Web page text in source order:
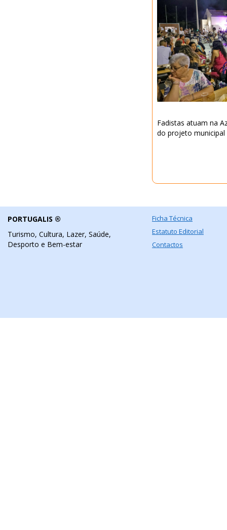
Fadistas atuam na
do projeto municipal
PORTUGALIS ®
Turismo, Cultura, Lazer, Saúde,
Desporto e Bem-estar
Ficha Técnica
Estatuto Editorial
Contactos